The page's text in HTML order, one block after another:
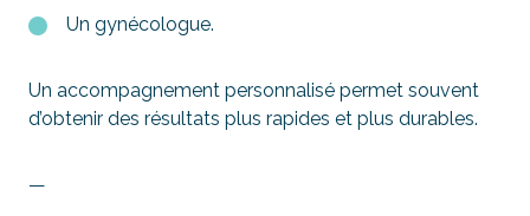
Un gynécologue.
Un accompagnement personnalisé permet souvent
d’obtenir des résultats plus rapides et plus durables.
—